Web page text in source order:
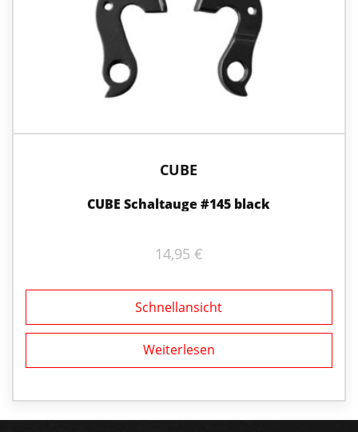
CUBE
CUBE Schaltauge #145 black
14,95 €
Schnellansicht
Weiterlesen